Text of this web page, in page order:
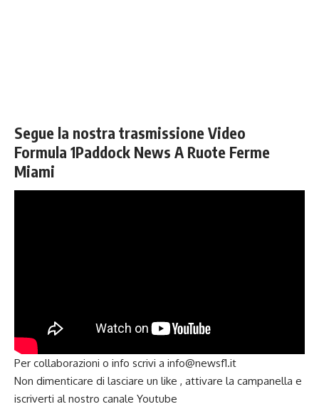
Segue la nostra trasmissione Video
Formula 1Paddock News A Ruote Ferme
Miami
Per collaborazioni o info scrivi a info@newsf1.it
Non dimenticare di lasciare un like , attivare la campanella e
iscriverti al nostro canale Youtube